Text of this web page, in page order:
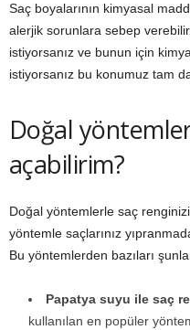
Saç boyalarının kimyasal
alerjik sorunlara sebep
istiyorsanız ve bunun için
istiyorsanız bu konumuz tam
Doğal
açabilirim?
Doğal yöntemlerle saç
yöntemle saçlarınız
Bu yöntemlerden bazıları
Papatya suyu ile saç
kullanılan en popüler